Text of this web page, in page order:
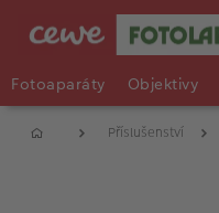
Fotoaparáty Objektivy
Příslušenství